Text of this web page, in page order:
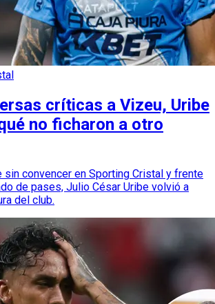
críticas a Vizeu, Uribe
no ficharon a otro
sin convencer en Sporting Cristal y frente
de pases, Julio César Uribe volvió a
del club.